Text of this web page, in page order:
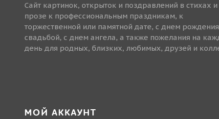
Сайт картинок, открыток и поздравлений в стихах и
прозе к профессиональным праздникам, к
торжественной или памятной дате, с днем
свадьбой, с днем ангела, а также пожелания на
день для родных, близких, любимых, друзей и
МОЙ АККАУНТ